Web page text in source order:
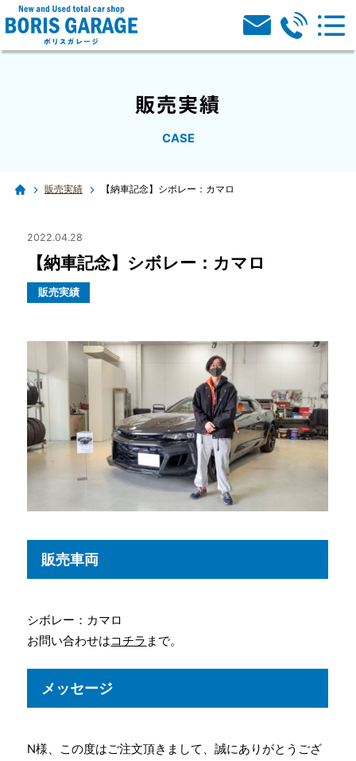
販売実績
CASE
販売実績 【納車記念】シボレー：カマロ
2022.04.28
【納車記念】シボレー：カマロ
販売実績
販売車両
シボレー：カマロ
お問い合わせはコチラ まで。
メッセージ
N様、この度はご注文頂きまして、誠にありがとうござ